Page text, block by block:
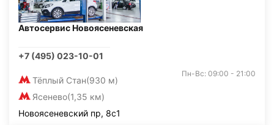
Автосервис Новоясеневская
+7 (495) 023-10-01
Тёплый Стан(930 м)
Ясенево(1,35 км)
Пн-Вс: 09:00 - 21:00
Новоясеневский пр, 8с1